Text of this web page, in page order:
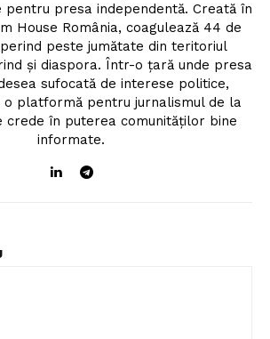
presa independentă. Creată în
House România, coagulează 44 de
peste jumătate din teritoriul
și diaspora. Într-o țară unde presa
sufocată de interese politice,
o platformă pentru jurnalismul de la
crede în puterea comunităților bine
informate.